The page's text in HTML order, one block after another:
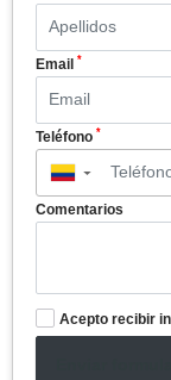
Email *
Teléfono *
▼
Comentarios
Acepto recibir